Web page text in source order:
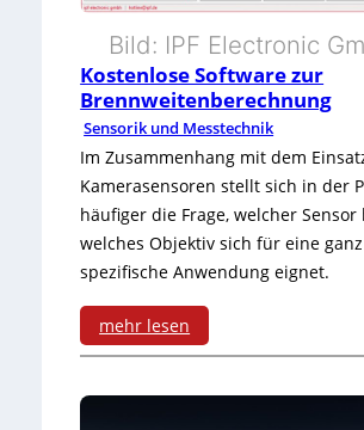
-
K
o
m
m
u
n
i
k
a
e
a
d
e
r
m
t
L
Bild: IPF Electronic
Kostenlose Software zur
Brennweitenberechnung
Sensorik und Messtechnik
Im Zusammenhang mit dem
Kamerasensoren stellt sich in der
häufiger die Frage, welcher Sensor
welches Objektiv sich für eine ganz
spezifische Anwendung eignet.
mehr lesen
:
K